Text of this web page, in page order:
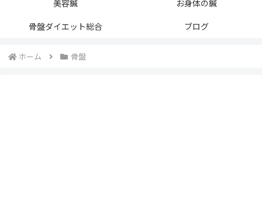
美容鍼
お身体の鍼
骨盤ダイエット総合
ブログ
ホーム 骨盤